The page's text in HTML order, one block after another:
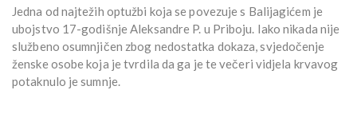
Jedna od najtežih optužbi koja se povezuje s Balijagićem je
ubojstvo 17-godišnje Aleksandre P. u Priboju. Iako nikada nije
službeno osumnjičen zbog nedostatka dokaza, svjedočenje
ženske osobe koja je tvrdila da ga je te večeri vidjela krvavog
potaknulo je sumnje.